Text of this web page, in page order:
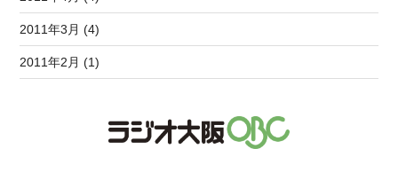
2011年3月 (4)
2011年2月 (1)